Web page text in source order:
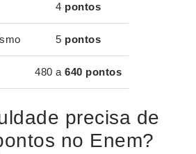
4 pontos
5 pontos
480 a 640 pontos
precisa de
no Enem?